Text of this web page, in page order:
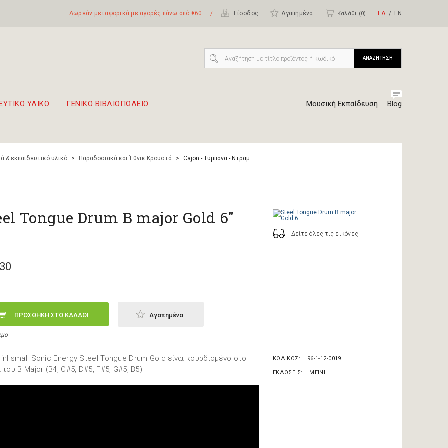
Δωρεάν μεταφορικά με αγορές πάνω από €60 / Είσοδος Αγαπημένα Καλάθι (0) ΕΛ ΕΝ
ΥΛΙΚΟ ΓΕΝΙΚΟ ΒΙΒΛΙΟΠΩΛΕΙΟ Μουσική Εκπαίδευση Blog
ΑΝΑΖΗΤΗΣΗ
& εκπαιδευτικό υλικό > Παραδοσιακά και Έθνικ Κρουστά > Cajon - Τύμπανα - Ντραμ
Tongue Drum B major Gold 6"
ΠΡΟΣΘΗΚΗ ΣΤΟ ΚΑΛΑΘΙ Αγαπημένα
Δείτε όλες τις εικόνες
small Sonic Energy Steel Tongue Drum Gold είναι κουρδισμένο στο
του B Major (B4, C#5, D#5, F#5, G#5, B5)
ΚΩΔΙΚΟΣ 96-1-12-0019
ΕΚΔΟΣΕΙΣ MEINL